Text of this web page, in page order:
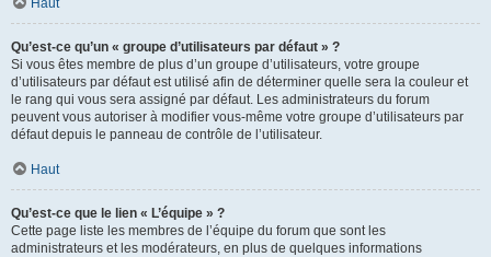
Haut
Qu’est-ce qu’un « groupe d’utilisateurs par défaut » ?
Si vous êtes membre de plus d’un groupe d’utilisateurs, votre groupe
d’utilisateurs par défaut est utilisé afin de déterminer quelle sera la couleur et
le rang qui vous sera assigné par défaut. Les administrateurs du forum
peuvent vous autoriser à modifier vous-même votre groupe d’utilisateurs par
défaut depuis le panneau de contrôle de l’utilisateur.
Haut
Qu’est-ce que le lien « L’équipe » ?
Cette page liste les membres de l’équipe du forum que sont les
administrateurs et les modérateurs, en plus de quelques informations